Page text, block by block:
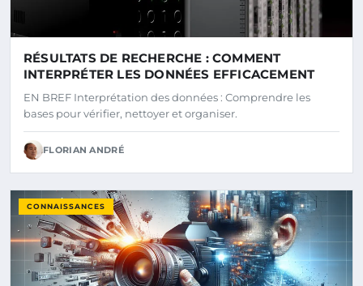
RÉSULTATS DE RECHERCHE : COMMENT
INTERPRÉTER LES DONNÉES EFFICACEMENT
EN BREF Interprétation des données : Comprendre les
bases pour vérifier, nettoyer et organiser.
FLORIAN ANDRÉ
CONNAISSANCES